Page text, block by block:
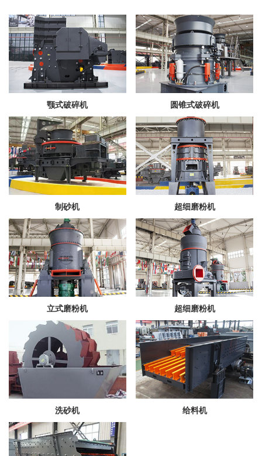
颚式破碎机 圆锥式破碎机
制砂机 超细磨粉机
立式磨粉机 超细磨粉机
洗砂机 给料机